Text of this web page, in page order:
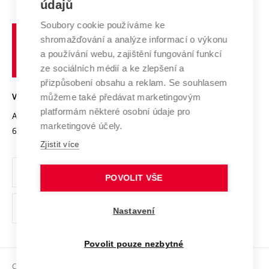
Systém zajišťování kvality výzkumu
Výzkumné infrastruktury
Transfer znalostí
Open Science
Projekty
Projekty ze strukturálních fondů
Specifický výzkum
Zahraniční spolupráce
Spolupráce se školami
Služby univerzity
Mezinárodní dohody
Univerzitní sítě
Profil univerzity
Udržitelná univerzita
Podnikavá univerzita / ContriBUTe
Bezpečná univerzita
Vyznamenání
Organizační struktura
Ochrana osobních údajů
odkaz)
učení
technické
VYSOKÉ UČENÍ TECHNICKÉ V BRNĚ
Antonínská 548/1
602 00 Brno
www.vut.cz
vut@vutbr.cz
Copyright © 2026 VUT
údajů
Soubory cookie používáme ke
shromažďování a analýze informací o výkonu
a používání webu, zajištění fungování funkcí
ze sociálních médií a ke zlepšení a
přizpůsobení obsahu a reklam. Se souhlasem
můžeme také předávat marketingovým
platformám některé osobní údaje pro
marketingové účely.
Zjistit více
POVOLIT VŠE
Nastavení
Povolit pouze nezbytné